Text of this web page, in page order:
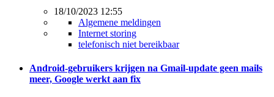
18/10/2023 12:55
Algemene meldingen
Internet storing
telefonisch niet bereikbaar
Android-gebruikers krijgen na Gmail-update geen mails
meer, Google werkt aan fix